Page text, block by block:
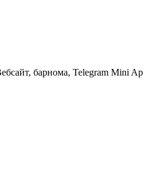
барнома, Telegram Mini